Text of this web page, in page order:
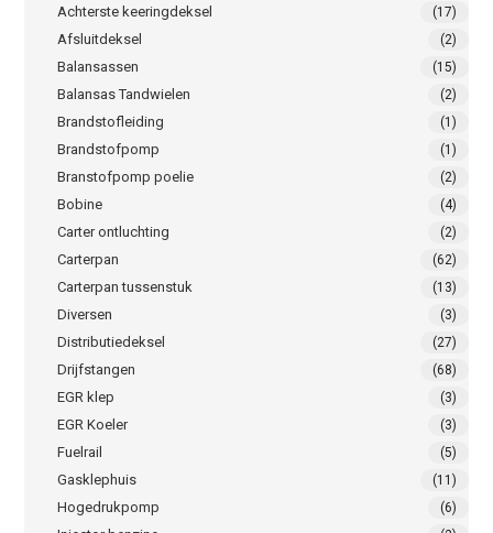
Achterste keeringdeksel (17)
Afsluitdeksel (2)
Balansassen (15)
Balansas Tandwielen (2)
Brandstofleiding (1)
Brandstofpomp (1)
Branstofpomp poelie (2)
Bobine (4)
Carter ontluchting (2)
Carterpan (62)
Carterpan tussenstuk (13)
Diversen (3)
Distributiedeksel (27)
Drijfstangen (68)
EGR klep (3)
EGR Koeler (3)
Fuelrail (5)
Gasklephuis (11)
Hogedrukpomp (6)